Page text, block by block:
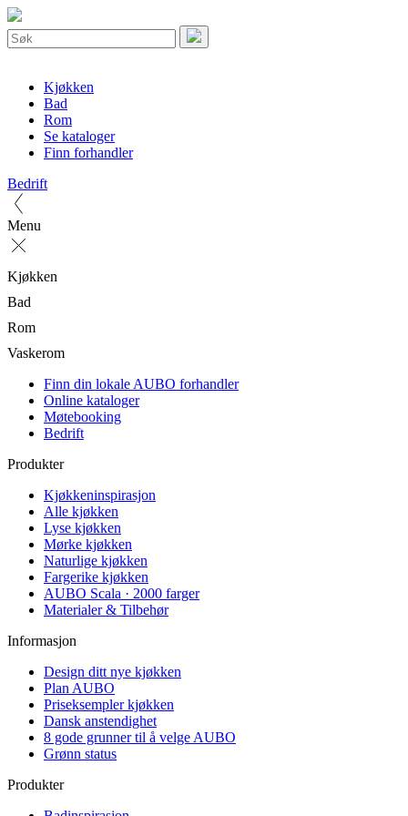
Kjøkken
Bad
Rom
Se kataloger
Finn forhandler
Bedrift
Menu
Kjøkken
Bad
Rom
Vaskerom
Finn din lokale AUBO forhandler
Online kataloger
Møtebooking
Bedrift
Produkter
Kjøkkeninspirasjon
Alle kjøkken
Lyse kjøkken
Mørke kjøkken
Naturlige kjøkken
Fargerike kjøkken
AUBO Scala · 2000 farger
Materialer & Tilbehør
Informasjon
Design ditt nye kjøkken
Plan AUBO
Priseksempler kjøkken
Dansk anstendighet
8 gode grunner til å velge AUBO
Grønn status
Produkter